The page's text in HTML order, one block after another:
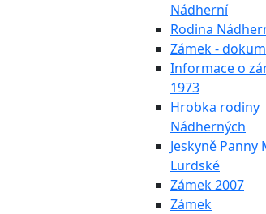
Nádherní
Rodina
Zámek -
Informace o
1973
Hrobka rodiny
Nádherných
Jeskyně Panny
Lurdské
Zámek 2007
Zámek